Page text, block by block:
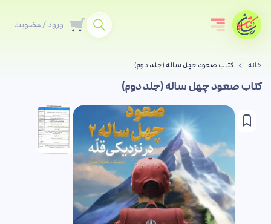
ورود / عضویت
خانه کتاب صعود چهل ساله (جلد دوم)
کتاب صعود چهل ساله (جلد دوم)